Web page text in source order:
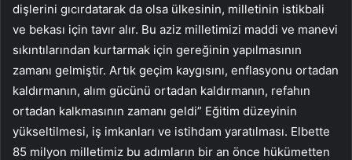
dişlerini gıcırdatarak da olsa ülkesinin, milletinin istikbali
ve bekası için tavır alır. Bu aziz milletimizi maddi ve manevi
sıkıntılarından kurtarmak için gereğinin yapılmasının
zamanı gelmiştir. Artık geçim kaygısını, enflasyonu ortadan
kaldırmanın, alım gücünü ortadan kaldırmanın, refahın
ortadan kalkmasının zamanı geldi” Eğitim düzeyinin
yükseltilmesi, iş imkanları ve istihdam yaratılması. Elbette
85 milyon milletimiz bu adımların bir an önce hükümetten